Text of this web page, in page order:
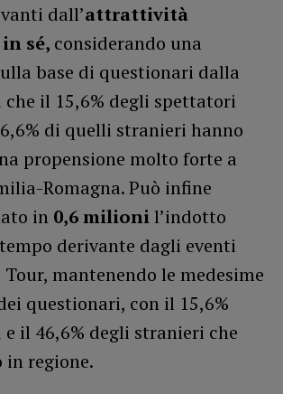
dall’attrattività
sé, considerando una
base di questionari dalla
il 15,6% degli spettatori
di quelli stranieri hanno
propensione molto forte a
Romagna. Può infine
in 0,6 milionil’indotto
derivante dagli eventi
mantenendo le medesime
questionari, con il 15,6%
il 46,6% degli stranieri che
regione.